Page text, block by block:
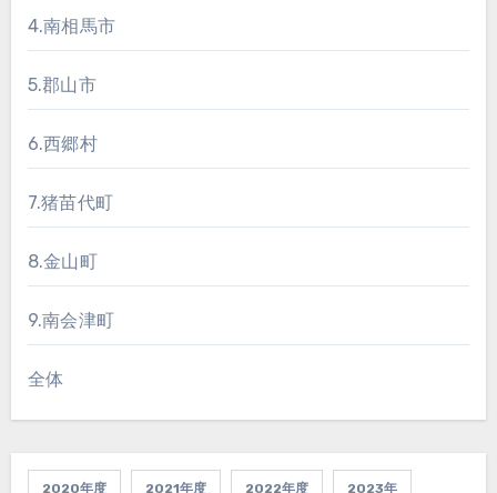
4.南相馬市
5.郡山市
6.西郷村
7.猪苗代町
8.金山町
9.南会津町
全体
2020年度 2021年度 2022年度 2023年